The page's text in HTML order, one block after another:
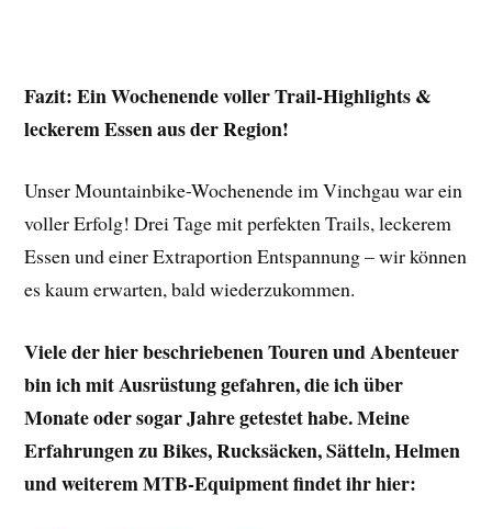
Fazit: Ein Wochenende voller Trail-Highlights&
leckerem Essen aus der Region!
Unser Mountainbike-Wochenende im Vinchgau war ein
voller Erfolg! Drei Tage mit perfekten Trails, leckerem
Essen und einer Extraportion Entspannung – wir können
es kaum erwarten, bald wiederzukommen.
Viele der hier beschriebenen Touren und Abenteuer
bin ich mit Ausrüstung gefahren, die ich über
Monate oder sogar Jahre getestet habe. Meine
Erfahrungen zu Bikes, Rucksäcken, Sätteln, Helmen
und weiterem MTB-Equipment findet ihr hier: